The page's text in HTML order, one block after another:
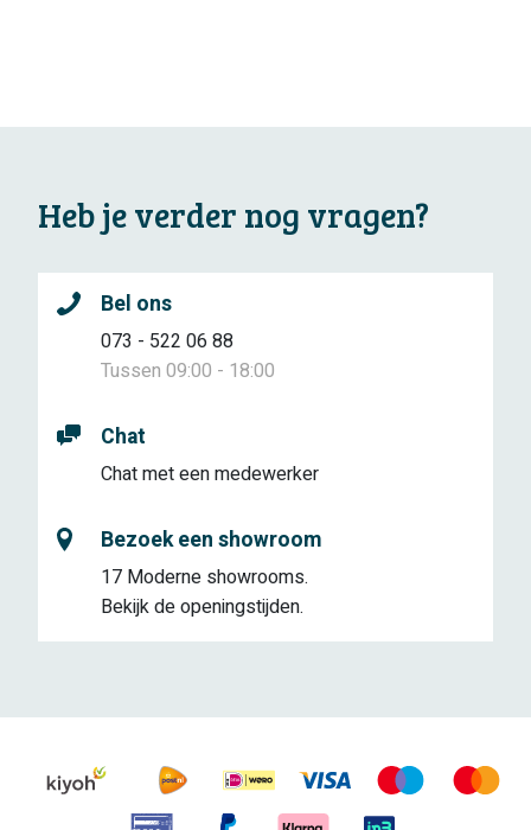
Heb je verder nog vragen?
Bel ons
073 - 522 06 88
Tussen 09:00 - 18:00
Chat
Chat met een medewerker
Bezoek een showroom
17 Moderne showrooms.
Bekijk de openingstijden.